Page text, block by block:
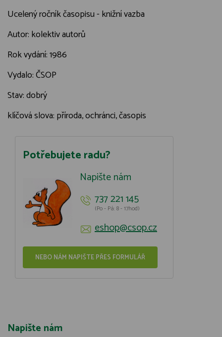
Ucelený ročník časopisu - knižní vazba
Autor: kolektiv autorů
Rok vydání: 1986
Vydalo: ČSOP
Stav: dobrý
klíčová slova: příroda, ochránci, časopis
Potřebujete radu?
Napište nám
737 221 145
(Po - Pá: 8 - 17hod)
eshop@csop.cz
NEBO NÁM NAPIŠTE PŘES FORMULÁŘ
Napište nám